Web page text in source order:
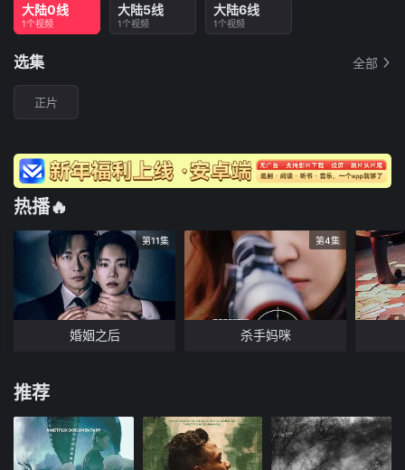
大陆0线
1个视频
大陆5线
1个视频
大陆6线
1个视频
选集 全部
正片
热播🔥
第11集
婚姻之后
第4集
杀手妈咪
推荐